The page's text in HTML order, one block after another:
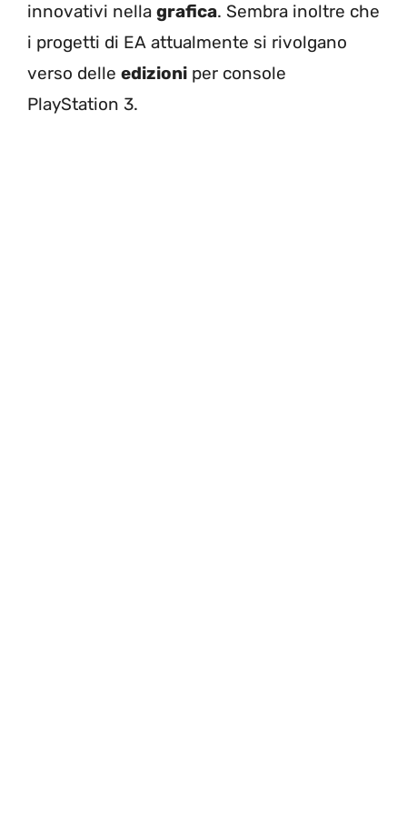
innovativi nella grafica. Sembra inoltre che
i progetti di EA attualmente si rivolgano
verso delle edizioni per console
PlayStation 3.